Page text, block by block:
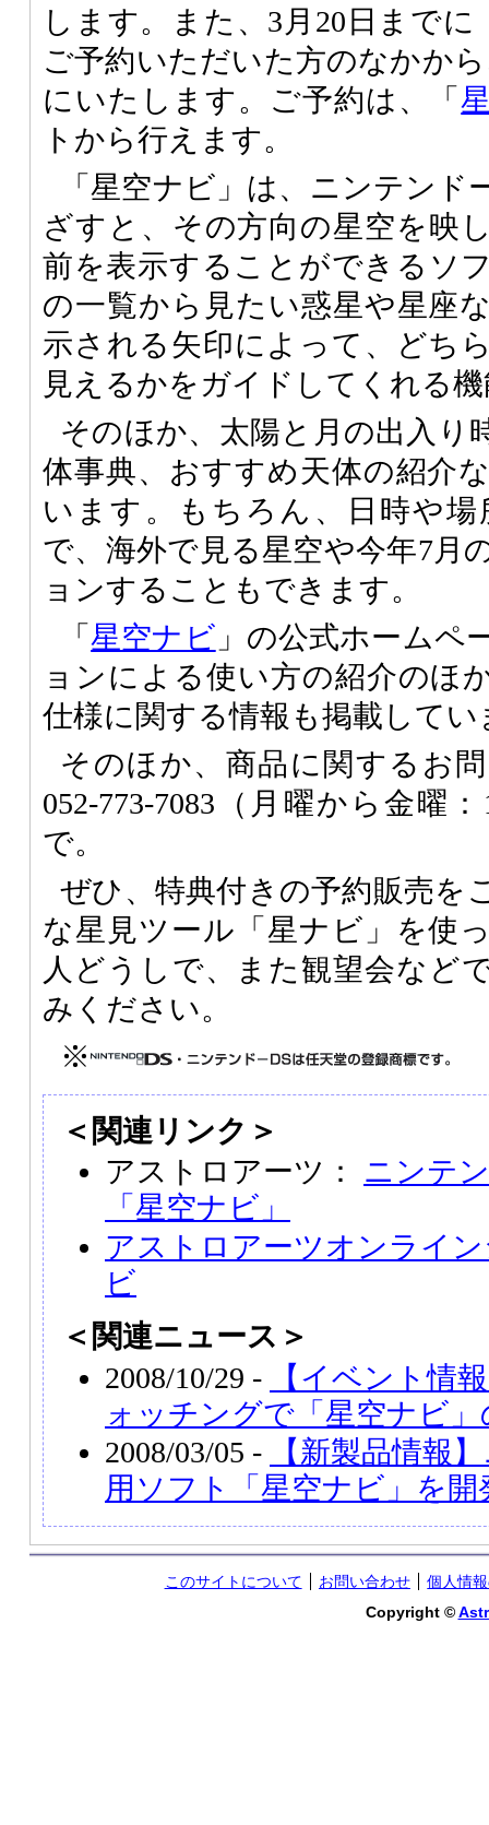
します。また、3月20日までに
ご予約いただいた方のなかか
にいたします。ご予約は、「
トから行えます。
「星空ナビ」は、ニンテンド
ざすと、その方向の星空を映
前を表示することができるソ
の一覧から見たい惑星や星座
示される矢印によって、どち
見えるかをガイドしてくれる
そのほか、太陽と月の出入り
体事典、おすすめ天体の紹介
います。もちろん、日時や
で、海外で見る星空や今年7月
ョンすることもできます。
「星空ナビ 」の公式ホームペ
ョンによる使い方の紹介のほ
仕様に関する情報も掲載してい
そのほか、商品に関するお
052-773-7083（月曜から金曜
で。
ぜひ、特典付きの予約販売を
な星見ツール「星ナビ」を使
人どうしで、また観望会など
みください。
※
＜関連リンク＞
アストロアーツ： ニンテ
「星空ナビ」
アストロアーツオンライ
ビ
＜関連ニュース＞
2008/10/29 -
【イベント情
ォッチングで「星空ナビ
2008/03/05 -
【新製品情報
用ソフト「星空ナビ」を開
このサイトについて お問い合わせ
個人情
Copyright ©